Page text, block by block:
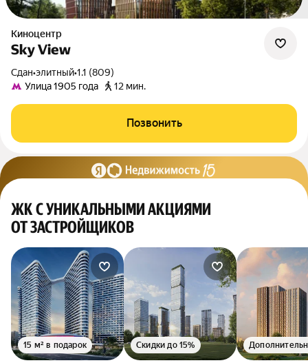
Киноцентр
Sky View
Сдан•элитный•1.1 (809)
Улица 1905 года
12 мин.
Позвонить
ЖК С УНИКАЛЬНЫМИ АКЦИЯМИ
ОТ ЗАСТРОЙЩИКОВ
15 м² в подарок Скидки до 15%